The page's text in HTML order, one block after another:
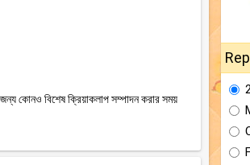
কোনও বিশেষ ক্রিয়াকলাপ সম্পাদন করার সময়